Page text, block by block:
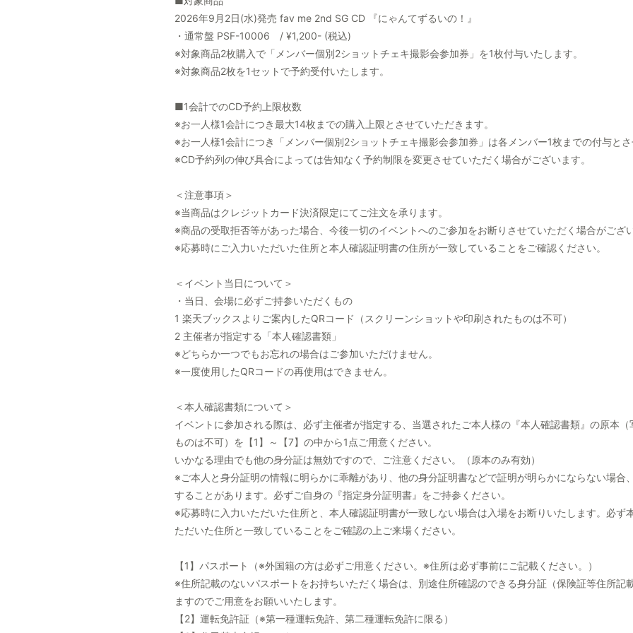
2026年9月2日(水)発売 fav me 2nd SG CD 『にゃんてずるいの！』
・通常盤 PSF-10006 / ¥1,200- (税込)
※対象商品2枚購入で「メンバー個別2ショットチェキ撮影会参加券」を1枚付与いたします。
※対象商品2枚を1セットで予約受付いたします。
■1会計でのCD予約上限枚数
※お一人様1会計につき最大14枚までの購入上限とさせていただきます。
※お一人様1会計につき「メンバー個別2ショットチェキ撮影会参加券」は各メンバー1枚までの付与とさ
※CD予約列の伸び具合によっては告知なく予約制限を変更させていただく場合がございます。
＜注意事項＞
※当商品はクレジットカード決済限定にてご注文を承ります。
※商品の受取拒否等があった場合、今後一切のイベントへのご参加をお断りさせていただく場合がござい
※応募時にご入力いただいた住所と本人確認証明書の住所が一致していることをご確認ください。
＜イベント当日について＞
・当日、会場に必ずご持参いただくもの
1 楽天ブックスよりご案内したQRコード（スクリーンショットや印刷されたものは不可）
2 主催者が指定する「本人確認書類」
※どちらか一つでもお忘れの場合はご参加いただけません。
※一度使用したQRコードの再使用はできません。
＜本人確認書類について＞
イベントに参加される際は、必ず主催者が指定する、当選されたご本人様の『本人確認書類』の原本
ものは不可）を【1】～【7】の中から1点ご用意ください。
いかなる理由でも他の身分証は無効ですので、ご注意ください。（原本のみ有効）
※ご本人と身分証明の情報に明らかに乖離があり、他の身分証明書などで証明が明らかにならない場合
することがあります。必ずご自身の『指定身分証明書』をご持参ください。
※応募時に入力いただいた住所と、本人確認証明書が一致しない場合は入場をお断りいたします。必ず
ただいた住所と一致していることをご確認の上ご来場ください。
【1】パスポート（※外国籍の方は必ずご用意ください。※住所は必ず事前にご記載ください。）
※住所記載のないパスポートをお持ちいただく場合は、別途住所確認のできる身分証（保険証等住所記
ますのでご用意をお願いいたします。
【2】運転免許証（※第一種運転免許、第二種運転免許に限る）